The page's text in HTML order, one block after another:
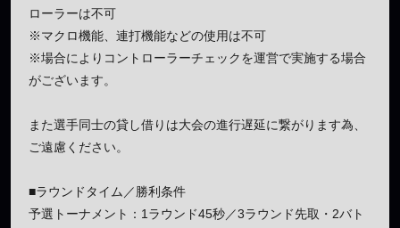
ローラーは不可
※マクロ機能、連打機能などの使用は不可
※場合によりコントローラーチェックを運営で実施する場合
がございます。
また選手同士の貸し借りは大会の進行遅延に繋がります為、
ご遠慮ください。
■ラウンドタイム／勝利条件
予選トーナメント：1ラウンド45秒／3ラウンド先取・2バト